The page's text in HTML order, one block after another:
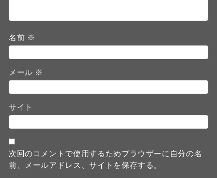
名前 ※
メール ※
サイト
次回のコメントで使用するためブラウザーに自分の名
前、メールアドレス、サイトを保存する。